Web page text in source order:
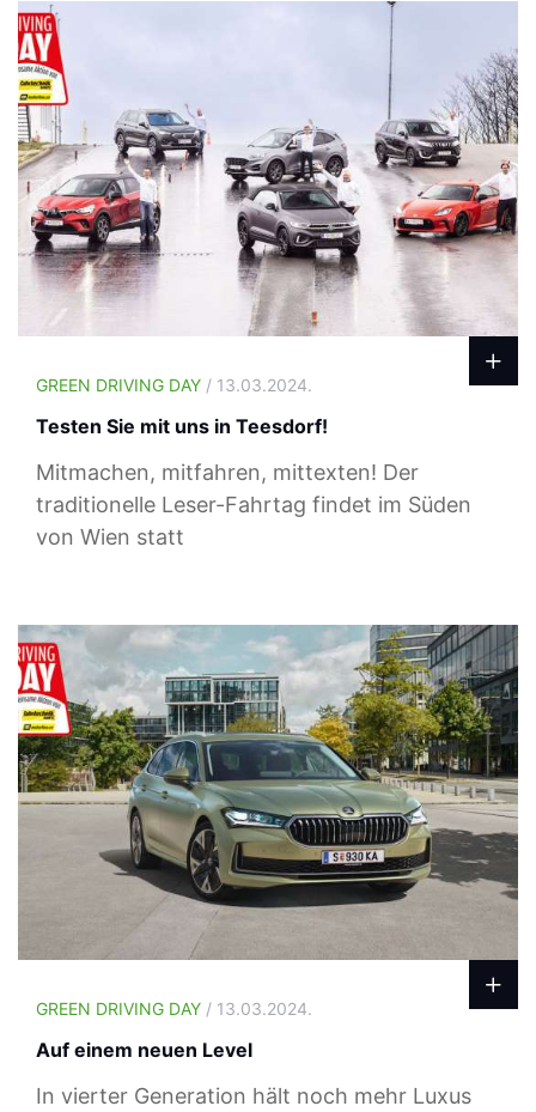
GREEN DRIVING DAY / 13.03.2024.
Testen Sie mit uns in Teesdorf!
Mitmachen, mitfahren, mittexten! Der
traditionelle Leser-Fahrtag findet im Süden
von Wien statt
GREEN DRIVING DAY / 13.03.2024.
Auf einem neuen Level
In vierter Generation hält noch mehr Luxus